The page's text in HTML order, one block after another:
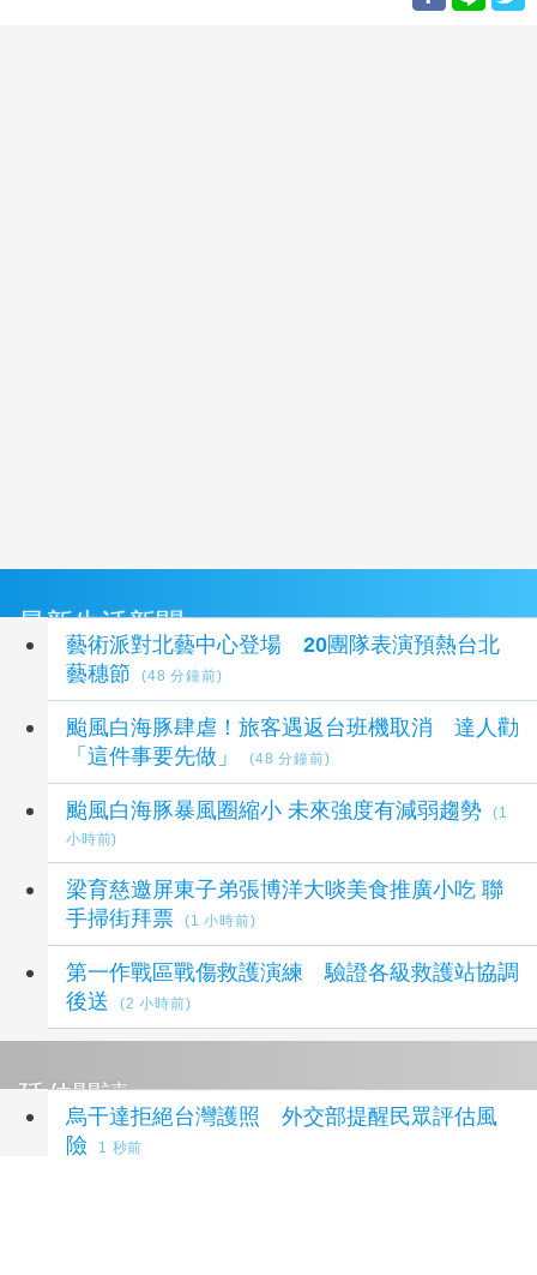
最新生活新聞
藝術派對北藝中心登場 20團隊表演預熱台北
藝穗節
(48 分鐘前)
颱風白海豚肆虐！旅客遇返台班機取消 達人勸
「這件事要先做」
(48 分鐘前)
颱風白海豚暴風圈縮小 未來強度有減弱趨勢
(1
小時前)
梁育慈邀屏東子弟張博洋大啖美食推廣小吃 聯
手掃街拜票
(1 小時前)
第一作戰區戰傷救護演練 驗證各級救護站協調
後送
(2 小時前)
延伸閱讀
烏干達拒絕台灣護照 外交部提醒民眾評估風
險
1 秒前